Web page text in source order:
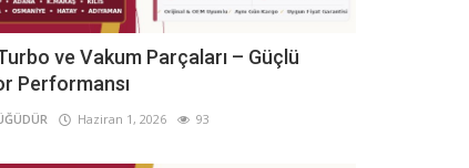
ve Vakum Parçaları – Güçlü
Performansı
Haziran 1, 2026 93